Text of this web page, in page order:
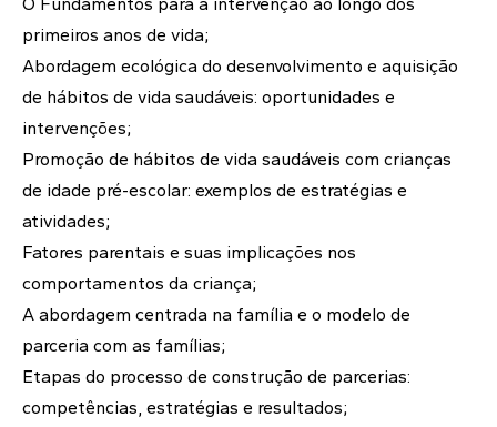
primeiros anos de vida;
Abordagem ecológica do desenvolvimento e aquisição
de hábitos de vida saudáveis: oportunidades e
intervenções;
Promoção de hábitos de vida saudáveis com crianças
de idade pré-escolar: exemplos de estratégias e
atividades;
Fatores parentais e suas implicações nos
comportamentos da criança;
A abordagem centrada na família e o modelo de
parceria com as famílias;
Etapas do processo de construção de parcerias:
competências, estratégias e resultados;